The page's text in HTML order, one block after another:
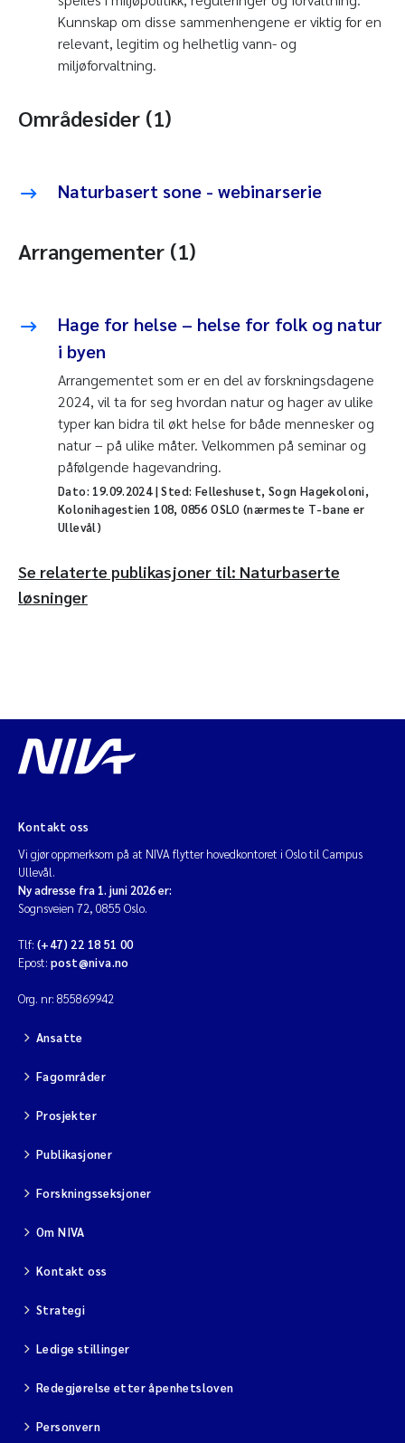
Kunnskap om disse sammenhengene er viktig for en
relevant, legitim og helhetlig vann- og
miljøforvaltning.
Områdesider (1)
Naturbasert sone - webinarserie
Arrangementer (1)
Hage for helse – helse for folk og natur
i byen
Arrangementet som er en del av forskningsdagene
2024, vil ta for seg hvordan natur og hager av ulike
typer kan bidra til økt helse for både mennesker og
natur – på ulike måter. Velkommen på seminar og
påfølgende hagevandring.
Dato: 19.09.2024| Sted: Felleshuset, Sogn Hagekoloni,
Kolonihagestien 108, 0856 OSLO (nærmeste T-bane er
Ullevål)
Se relaterte publikasjoner til: Naturbaserte
løsninger
Kontakt oss
Vi gjør oppmerksom på at NIVA flytter hovedkontoret i Oslo til Campus
Ullevål.
Ny adresse fra 1. juni 2026 er:
Sognsveien 72, 0855 Oslo.
Tlf: (+47) 22 18 51 00
Epost: post@niva.no
Org. nr: 855869942
Ansatte
Fagområder
Prosjekter
Publikasjoner
Forskningsseksjoner
Om NIVA
Kontakt oss
Strategi
Ledige stillinger
Redegjørelse etter åpenhetsloven
Personvern